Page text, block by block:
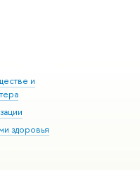
и
здоровья